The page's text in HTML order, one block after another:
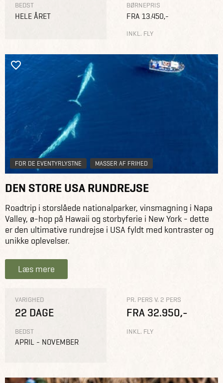
BEDST
HELE ÅRET
BØRNEPRIS
FRA 13.450,-
INKL. FLY
FOR DE EVENTYRLYSTNE MASSER AF FRIHED
DEN STORE USA RUNDREJSE
Roadtrip i storslåede nationalparker, vinsmagning i Napa
Valley, ø-hop på Hawaii og storbyferie i New York - dette
er den ultimative rundrejse i USA fyldt med kontraster og
unikke oplevelser.
Læs mere
VARIGHED
22 DAGE
BEDST
APRIL - NOVEMBER
PR. PERS V. 2 PERS
FRA 32.950,-
INKL. FLY